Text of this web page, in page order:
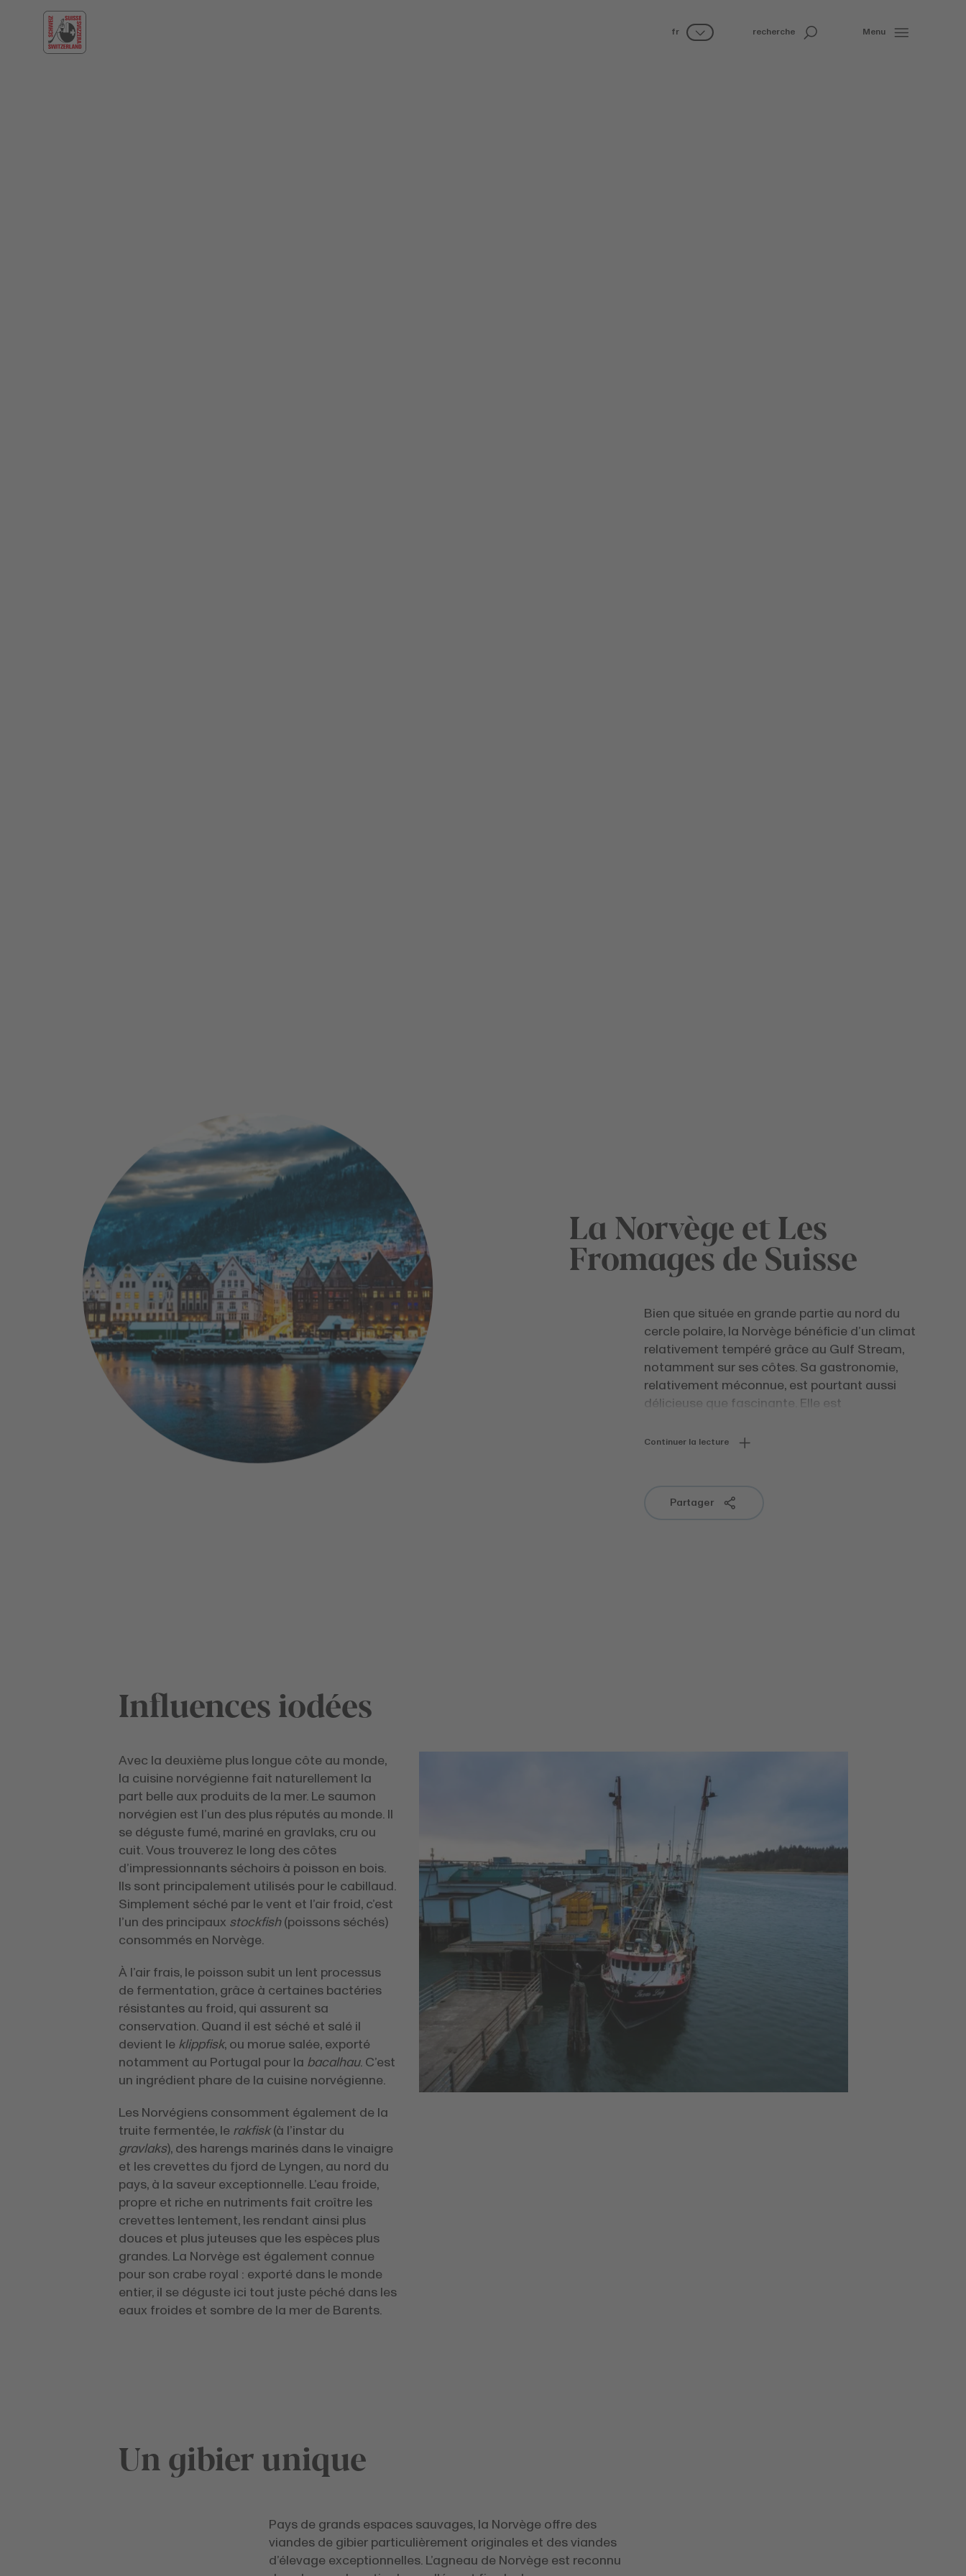
La Norvège et Les
Fromages de Suisse
Bien que située en grande partie au nord du
cercle polaire, la Norvège bénéficie d’un climat
relativement tempéré grâce au Gulf Stream,
notamment sur ses côtes. Sa gastronomie,
relativement méconnue, est pourtant aussi
délicieuse que fascinante. Elle est
géographique particulière, ses traditions
Elle s’appuie sur des aliments de qualité et des
plats nourrissants.
Continuer la lecture
Partager
fr recherche Menu
Influences iodées
Avec la deuxième plus longue côte au monde,
la cuisine norvégienne fait naturellement la
part belle aux produits de la mer. Le saumon
norvégien est l’un des plus réputés au monde. Il
se déguste fumé, mariné en gravlaks, cru ou
cuit. Vous trouverez le long des côtes
d’impressionnants séchoirs à poisson en bois.
Ils sont principalement utilisés pour le cabillaud.
Simplement séché par le vent et l’air froid, c’est
l’un des principaux stockfish(poissons séchés)
consommés en Norvège.
À l’air frais, le poisson subit un lent processus
de fermentation, grâce à certaines bactéries
résistantes au froid, qui assurent sa
conservation. Quand il est séché et salé il
devient le klippfisk, ou morue salée, exporté
notamment au Portugal pour la bacalhau. C’est
un ingrédient phare de la cuisine norvégienne.
Les Norvégiens consomment également de la
truite fermentée, le rakfisk(à l’instar du
gravlaks), des harengs marinés dans le vinaigre
et les crevettes du fjord de Lyngen, au nord du
pays, à la saveur exceptionnelle. L’eau froide,
propre et riche en nutriments fait croître les
crevettes lentement, les rendant ainsi plus
douces et plus juteuses que les espèces plus
grandes. La Norvège est également connue
pour son crabe royal : exporté dans le monde
entier, il se déguste ici tout juste péché dans les
eaux froides et sombre de la mer de Barents.
Un gibier unique
Pays de grands espaces sauvages, la Norvège offre des
viandes de gibier particulièrement originales et des viandes
d’élevage exceptionnelles. L’agneau de Norvège est reconnu